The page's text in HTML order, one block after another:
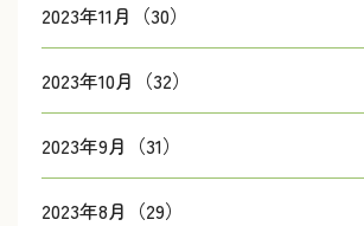
2023年11月（30）
2023年10月（32）
2023年9月（31）
2023年8月（29）